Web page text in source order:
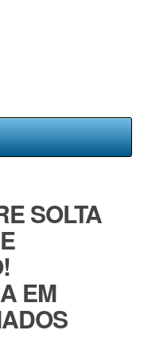
SOLTA
EM